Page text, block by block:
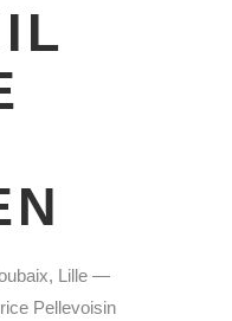
Lille —
Pellevoisin